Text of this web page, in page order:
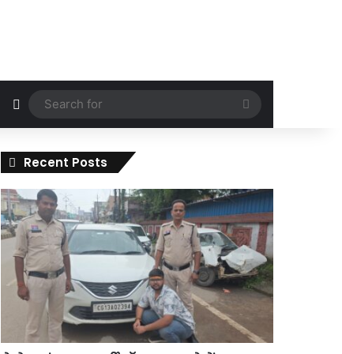
Random Article
Search
for
Recent Posts